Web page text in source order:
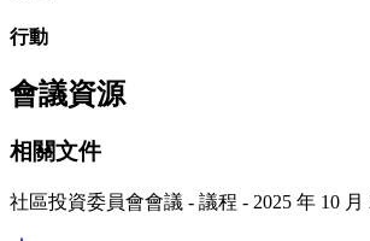
行動
會議資源
相關文件
社區投資委員會會議 - 議程 - 2025 年 10 月